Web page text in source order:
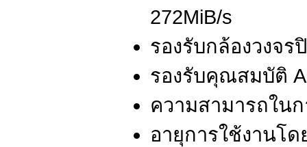
272MiB/s
รองรับกล้องวงจร
รองรับคุณสมบัติ
ความสามารถใน
อายุการใช้งานโ